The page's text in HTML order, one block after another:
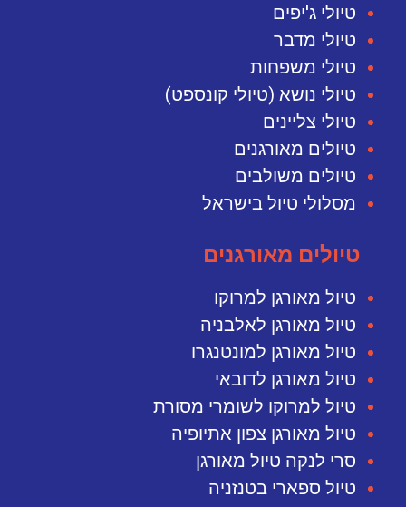
טיולי ג'יפים
טיולי מדבר
טיולי משפחות
טיולי נושא (טיולי קונספט)
טיולי צליינים
טיולים מאורגנים
טיולים משולבים
מסלולי טיול בישראל
טיולים מאורגנים
טיול מאורגן למרוקו
טיול מאורגן לאלבניה
טיול מאורגן למונטנגרו
טיול מאורגן לדובאי
טיול למרוקו לשומרי מסורת
טיול מאורגן צפון אתיופיה
סרי לנקה טיול מאורגן
טיול ספארי בטנזניה